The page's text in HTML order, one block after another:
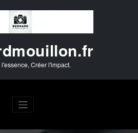
Créer l'impact.